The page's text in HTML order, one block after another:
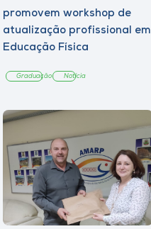
promovem workshop de
atualização profissional em
Educação Física
Graduação Notícia